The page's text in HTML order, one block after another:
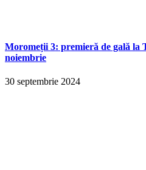
Moromeții 3: premieră de gală la
noiembrie
30 septembrie 2024